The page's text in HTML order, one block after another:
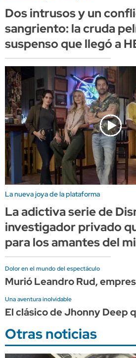
Dos intrusos y un
sangriento: la cruda
suspenso que llegó a
La nueva joya de la plataforma
La adictiva serie de
investigador privado
para los amantes del
Dolor en el mundo del espectáculo
Murió Leandro Rud,
Una aventura inolvidable
El clásico de Jhonny Deep
Otras noticias